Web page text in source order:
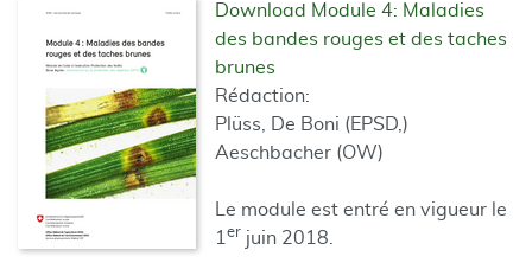
Download Module 4: Maladies
des bandes rouges et des taches
brunes
Rédaction:
Plüss, De Boni (EPSD,)
Aeschbacher (OW)
Le module est entré en vigueur le
1 er juin 2018.